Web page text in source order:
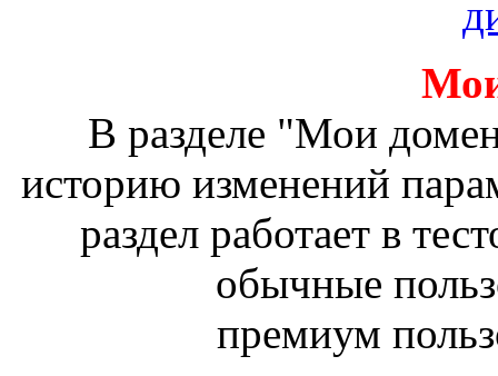
В разделе "Мои
историю изменений
раздел работает в
обычные
премиум